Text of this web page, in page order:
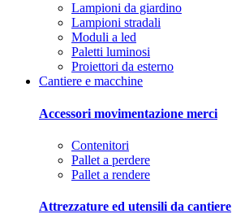
Lampioni da giardino
Lampioni stradali
Moduli a led
Paletti luminosi
Proiettori da esterno
Cantiere e macchine
Accessori movimentazione merci
Contenitori
Pallet a perdere
Pallet a rendere
Attrezzature ed utensili da cantiere